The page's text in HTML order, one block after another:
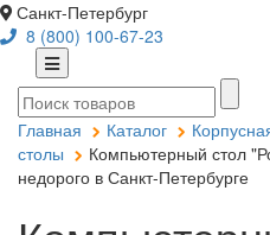
Санкт-Петербург
8 (800) 100-67-23
Главная Каталог
столы
Компьютерный стол
недорого в Санкт-Петербурге